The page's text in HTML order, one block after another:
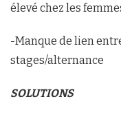
élevé chez les
-Manque de lien
stages/alternance
SOLUTIONS